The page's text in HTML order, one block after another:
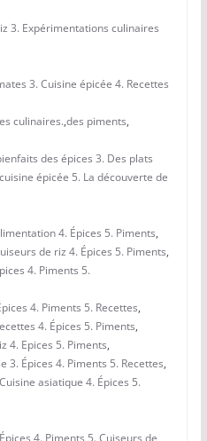
3. Expérimentations culinaires
3. Cuisine épicée 4. Recettes
culinaires.,des piments,
des épices 3. Des plats
épicée 5. La découverte de
4. Épices 5. Piments,
de riz 4. Épices 5. Piments,
4. Piments 5.
4. Piments 5. Recettes,
4. Épices 5. Piments,
4. Epices 5. Piments,
3. Épices 4. Piments 5. Recettes,
asiatique 4. Épices 5.
4. Piments 5. Cuiseurs de